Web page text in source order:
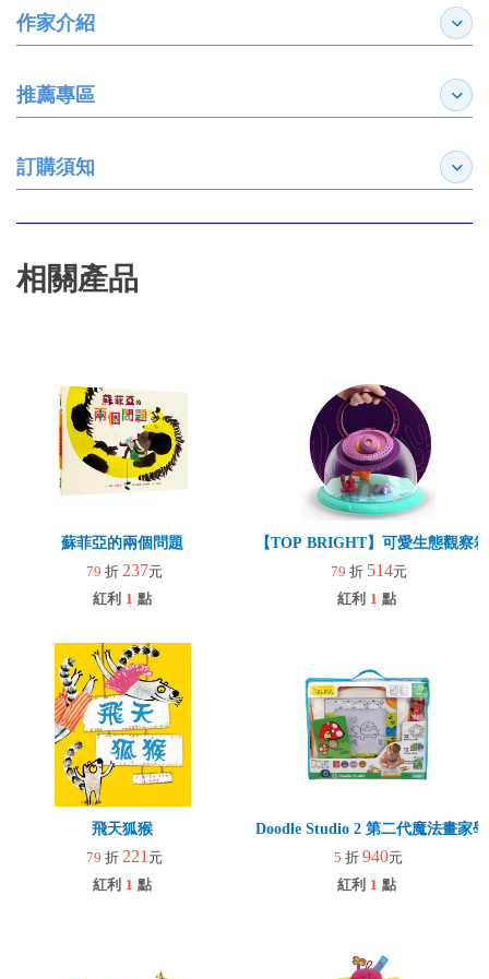
作家介紹 展開
推薦專區 展開
訂購須知 展開
相關產品
蘇菲亞的兩個問題
79 折 237元
紅利 1 點
【TOP BRIGHT】可愛生態觀察箱
79 折 514元
紅利 1 點
飛天狐猴
79 折 221 元
紅利 1 點
Doodle Studio 2 第二代魔法畫家
5 折 940元
紅利 1 點